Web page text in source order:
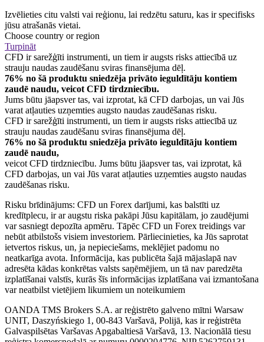
Izvēlieties citu valsti vai reģionu, lai redzētu saturu, kas ir specifisks
jūsu atrašanās vietai.
Choose country or region
Turpināt
CFD ir sarežģīti instrumenti, un tiem ir augsts risks attiecībā uz
strauju naudas zaudēšanu sviras finansējuma dēļ.
76% no šā produktu sniedzēja privāto ieguldītāju kontiem
zaudē naudu, veicot CFD tirdzniecību.
Jums būtu jāapsver tas, vai izprotat, kā CFD darbojas, un vai Jūs
varat atļauties uzņemties augsto naudas zaudēšanas risku.
CFD ir sarežģīti instrumenti, un tiem ir augsts risks attiecībā uz
strauju naudas zaudēšanu sviras finansējuma dēļ.
76% no šā produktu sniedzēja privāto ieguldītāju kontiem
zaudē naudu,
veicot CFD tirdzniecību. Jums būtu jāapsver tas, vai izprotat, kā
CFD darbojas, un vai Jūs varat atļauties uzņemties augsto naudas
zaudēšanas risku.
Risku brīdinājums: CFD un Forex darījumi, kas balstīti uz
kredītplecu, ir ar augstu riska pakāpi Jūsu kapitālam, jo zaudējumi
var sasniegt depozīta apmēru. Tāpēc CFD un Forex treidings var
nebūt atbilstošs visiem investoriem. Pārliecinieties, ka Jūs saprotat
ietvertos riskus, un, ja nepieciešams, meklējiet padomu no
neatkarīga avota. Informācija, kas publicēta šajā mājaslapā nav
adresēta kādas konkrētas valsts saņēmējiem, un tā nav paredzēta
izplatīšanai valstīs, kurās šīs informācijas izplatīšana vai izmantošana
var neatbilst vietējiem likumiem un noteikumiem
OANDA TMS Brokers S.A. ar reģistrēto galveno mītni Warsaw
UNIT, Daszyńskiego 1, 00-843 Varšavā, Polijā, kas ir reģistrēta
Galvaspilsētas Varšavas Apgabaltiesā Varšavā, 13. Nacionālā tiesu